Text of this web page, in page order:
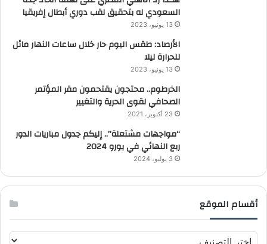
السعودي له بتحقيق لقب دوري أبطال إفريقيا
13 يونيو، 2023
الأرصاد: طقس اليوم حار خلال ساعات النهار مائل
للحرارة ليلا
13 يونيو، 2023
الخرطوم.. محتجون يقتحمون مقر المؤتمر
الصحافي لقوى الحرية والتغيير
23 أكتوبر، 2021
“مواجهات مشتعلة”.. إليكم جدول مباريات الدور
ربع النهائي في يورو 2024
3 يوليو، 2024
أقسام الموقع